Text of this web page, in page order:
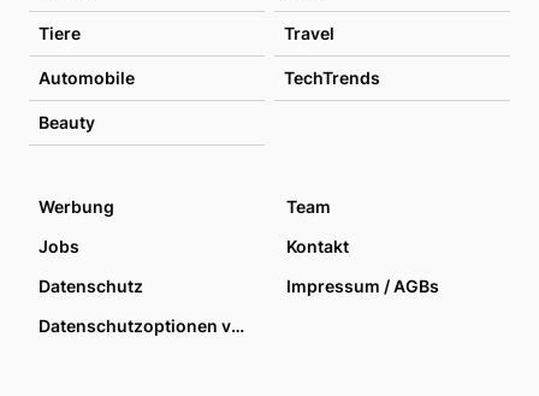
Tiere Travel
Automobile TechTrends
Beauty
Werbung
Team
Jobs
Kontakt
Datenschutz
Impressum / AGBs
Datenschutzoptionen verwalten